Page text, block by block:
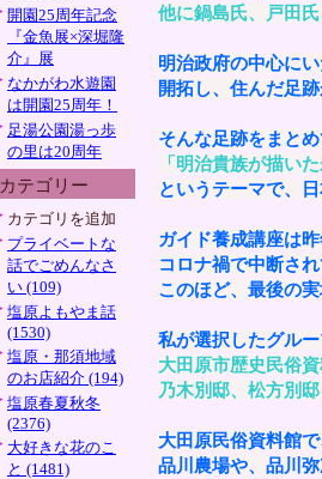
開園25周年記念
『金魚展×深堀隆
介』展
なかがわ水遊園
は開園25周年！
足湯公園湯っ歩
の里は20周年
カテゴリー
カテゴリを追加
プライベートな
話でごめんなさ
い (109)
塩原よもやま話
(1530)
塩原・那須地域
のお店紹介 (194)
塩原春夏秋冬
(2376)
大好きな花のこ
と (1481)
他に鍋島氏、戸田
明治政府の中心に
開拓し、住んだ足
そんな足跡をまと
「明治貴族が描い
というテーマで、
ガイド養成講座は
コロナ禍で中断さ
このほど、最後の
私が選択したグル
大田原市歴史民俗
乃木別邸、松方別邸
大田原民俗資料館
品川農場や、品川